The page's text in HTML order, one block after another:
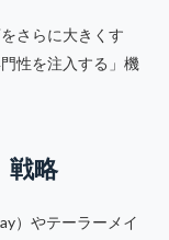
さらに大きくす
性を注入する」機
戦略
）やテーラーメイ